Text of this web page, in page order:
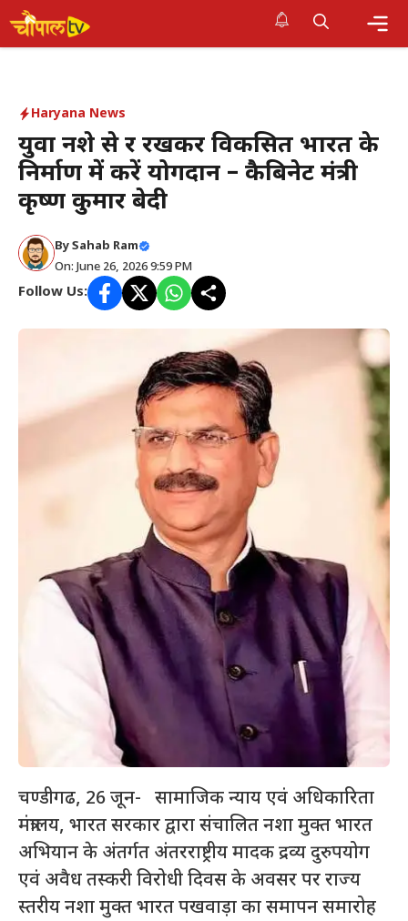
Skip
to
Haryana News
युवा नशे से दूर रखकर विकसित भारत के
निर्माण में करें योगदान – कैबिनेट मंत्री
कृष्ण कुमार बेदी
By Sahab Ram
On: June 26, 2026 9:59 PM
Follow Us:
चण्डीगढ, 26 जून- सामाजिक न्याय एवं अधिकारिता
मंत्रालय, भारत सरकार द्वारा संचालित नशा मुक्त भारत
अभियान के अंतर्गत अंतरराष्ट्रीय मादक द्रव्य दुरुपयोग
एवं अवैध तस्करी विरोधी दिवस के अवसर पर राज्य
स्तरीय नशा मुक्त भारत पखवाड़ा का समापन समारोह